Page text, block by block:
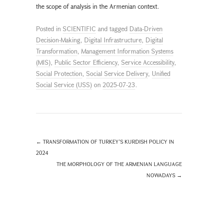
the scope of analysis in the Armenian context.
Posted in SCIENTIFIC and tagged Data-Driven
Decision-Making, Digital Infrastructure, Digital
Transformation, Management Information Systems
(MIS), Public Sector Efficiency, Service Accessibility,
Social Protection, Social Service Delivery, Unified
Social Service (USS) on 2025-07-23.
← TRANSFORMATION OF TURKEY’S KURDISH POLICY IN
2024
THE MORPHOLOGY OF THE ARMENIAN LANGUAGE
NOWADAYS →